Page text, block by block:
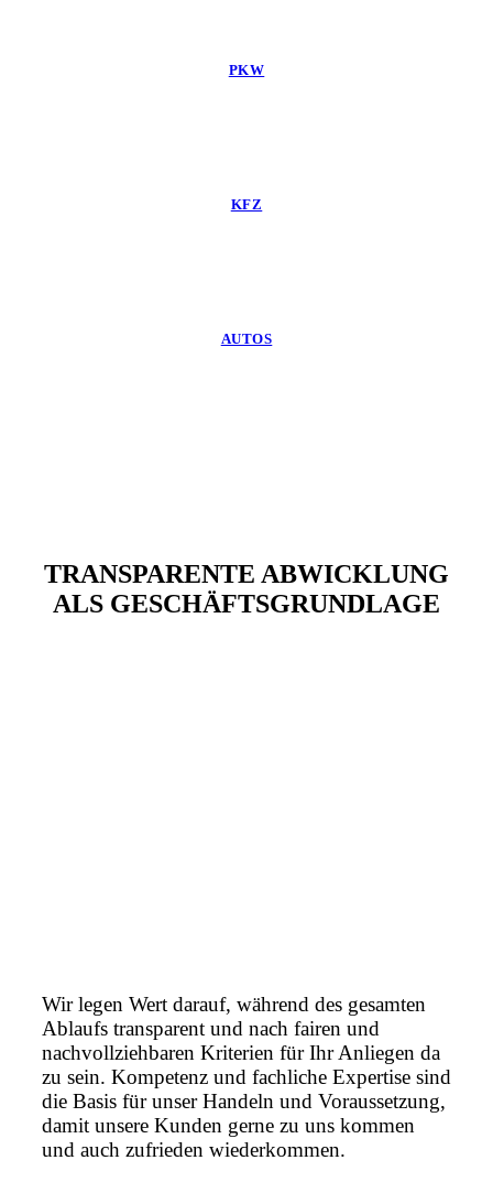
PKW
KFZ
AUTOS
TRANSPARENTE ABWICKLUNG
ALS GESCHÄFTSGRUNDLAGE
Wir legen Wert darauf, während des gesamten
Ablaufs transparent und nach fairen und
nachvollziehbaren Kriterien für Ihr Anliegen da
zu sein. Kompetenz und fachliche Expertise sind
die Basis für unser Handeln und Voraussetzung,
damit unsere Kunden gerne zu uns kommen
und auch zufrieden wiederkommen.